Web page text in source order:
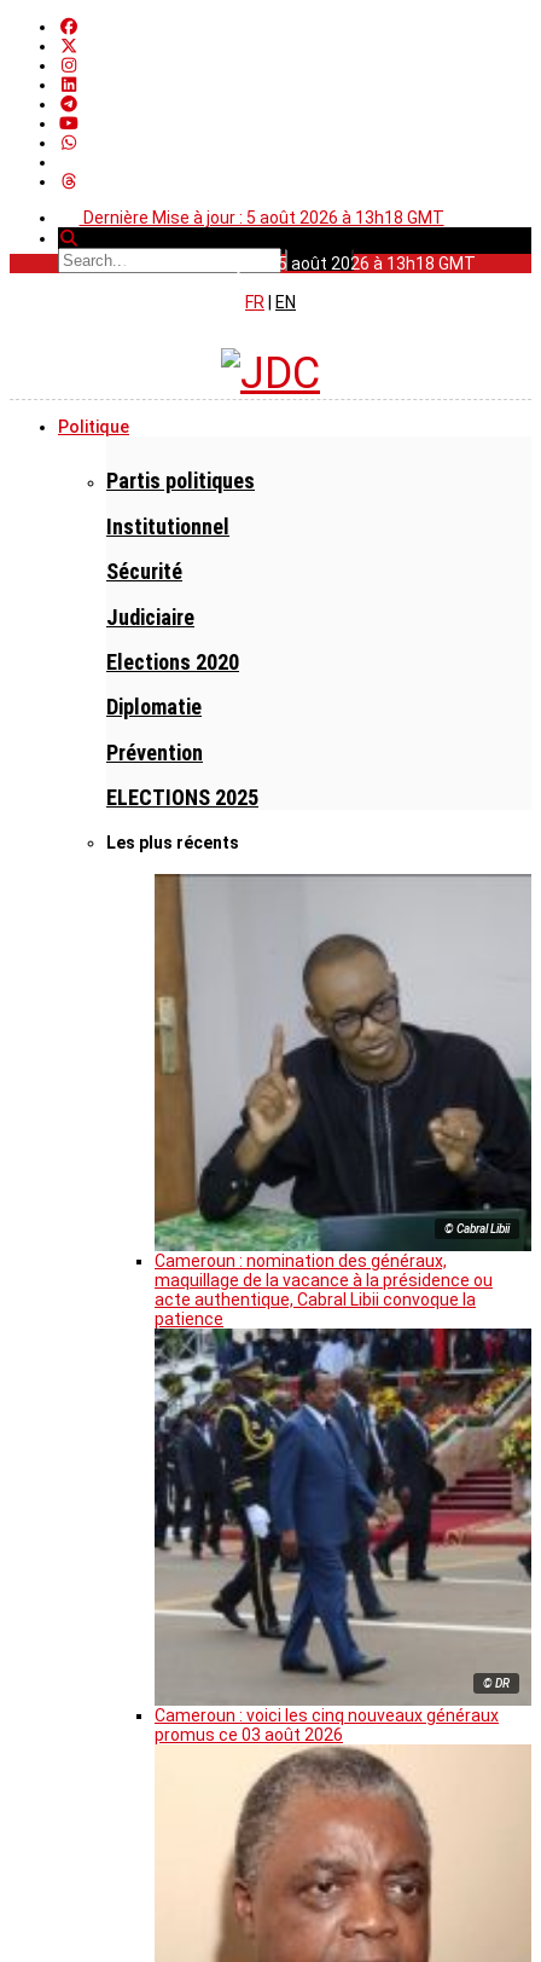
Dernière Mise à jour : 5 août 2026 à 13h18 GMT
Dernière Mise à jour : 5 août 2026 à 13h18 GMT
FR
EN
Politique
Partis politiques
Institutionnel
Sécurité
Judiciaire
Elections 2020
Diplomatie
Prévention
ELECTIONS 2025
Les plus récents
© Cabral Libii
Cameroun : nomination des généraux,
maquillage de la vacance à la présidence ou
acte authentique, Cabral Libii convoque la
patience
© DR
Cameroun : voici les cinq nouveaux généraux
promus ce 03 août 2026